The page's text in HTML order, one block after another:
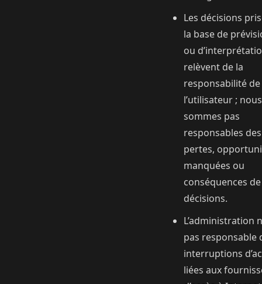
Les décisions
la base de
ou
relèvent de la
responsabilité de
l’utilisateur ;
sommes pas
responsables des
pertes,
manquées ou
conséquences
décisions.
L’administration
pas responsable
interruptions
liées aux